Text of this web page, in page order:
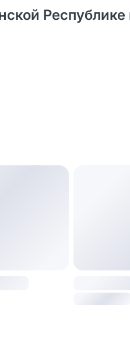
Республике